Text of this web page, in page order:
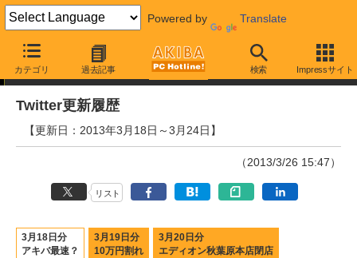
Powered by Translate
カテゴリ 過去記事 検索 Impressサイト
Twitter更新履歴
Twitter更新履歴
【更新日：2013年3月18日～3月24日】
（2013/3/26 15:47）
リスト
3月18日分
アキバ最速？
3月19日分
10万円割れ
3月20日分
エディオン秋葉原本店閉店